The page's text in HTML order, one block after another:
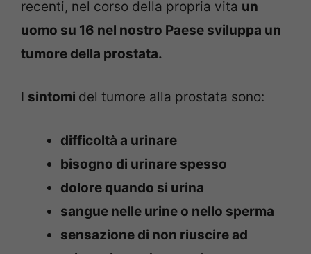
recenti, nel corso della propria vita un
uomo su 16 nel nostro Paese sviluppa un
tumore della prostata.
I sintomi del tumore alla prostata sono:
difficoltà a urinare
bisogno di urinare spesso
dolore quando si urina
sangue nelle urine o nello sperma
sensazione di non riuscire ad